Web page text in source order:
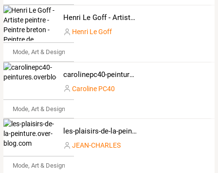
Henri Le Goff - Artiste peintre - Peintre breton - Peintre de marines !
Henri Le Goff
Mode, Art & Design
carolinepc40-peintures.overblog.com
Caroline PC40
Mode, Art & Design
les-plaisirs-de-la-peinture.over-blog.com
JEAN-CHARLES
Mode, Art & Design